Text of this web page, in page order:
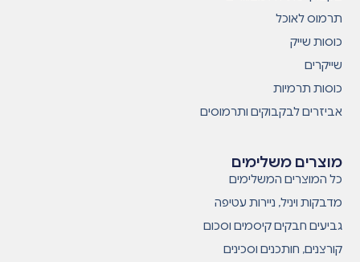
מוצרים משלימים
כל המוצרים המשלימים
מדבקות ויניל, ניירות עטיפה
גביעים חבקים קיסמים וסכום
קורצנים, חותכנים וסכינים
תרמוס לאוכל
כוסות שייק
שייקרים
כוסות תרמיות
אביזרים לבקבוקים ותרמוסים